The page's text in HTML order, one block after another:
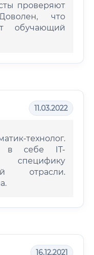
проверяют
что
обучающий
11.03.2022
технолог.
в себе IT-
отрасли.
16.12.2021